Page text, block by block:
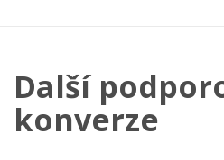
Další
konverze